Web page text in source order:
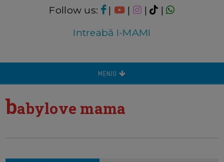
Follow us: | | |
|
Intreabă I-MAMI
MENIU
babylove mama